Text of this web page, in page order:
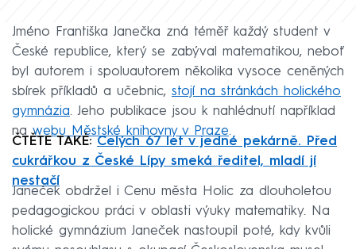
Jméno Františka Janečka zná téměř každý student v
České republice, který se zabýval matematikou, neboť
byl autorem i spoluautorem několika vysoce ceněných
sbírek příkladů a učebnic, stojí na stránkách holického
gymnázia. Jeho publikace jsou k nahlédnutí například
nawebu Městské knihovny v Praze.
ČTĚTE TAKÉ: Celých 67 let v jedné pekárně. Před
cukrářkou z České Lípy smeká ředitel, mladí jí
nestačí
Janeček obdržel i Cenu města Holic za dlouholetou
pedagogickou práci v oblasti výuky matematiky. Na
holické gymnázium Janeček nastoupil poté, kdy kvůli